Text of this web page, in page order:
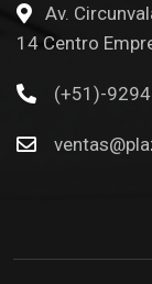
Av.
14 Centro
(+51)-